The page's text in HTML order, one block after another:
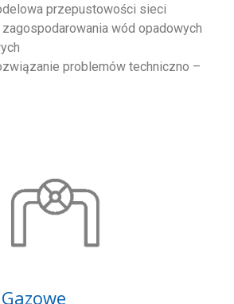
przepustowości sieci
wód opadowych
problemów techniczno –